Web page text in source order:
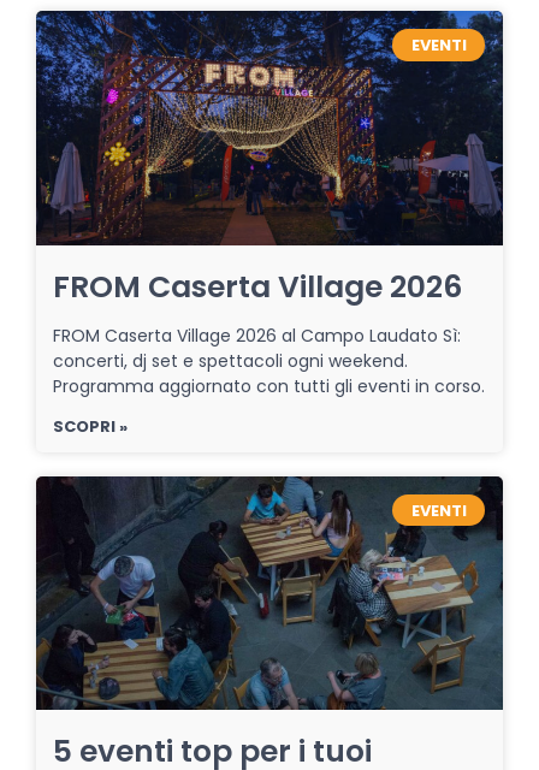
EVENTI
FROM Caserta Village 2026
FROM Caserta Village 2026 al Campo Laudato Sì:
concerti, dj set e spettacoli ogni weekend.
Programma aggiornato con tutti gli eventi in corso.
SCOPRI »
EVENTI
5 eventi top per i tuoi